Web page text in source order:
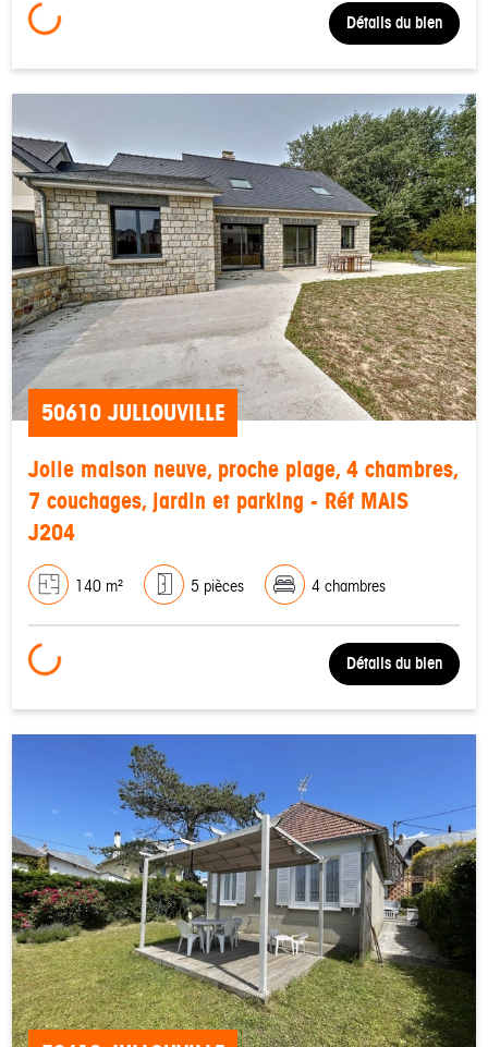
Loading... Détails du bien
50610 JULLOUVILLE
Jolie maison neuve, proche plage, 4 chambres,
7 couchages, jardin et parking - Réf MAIS
J204
140 m² 5 pièces 4 chambres
Loading... Détails du bien